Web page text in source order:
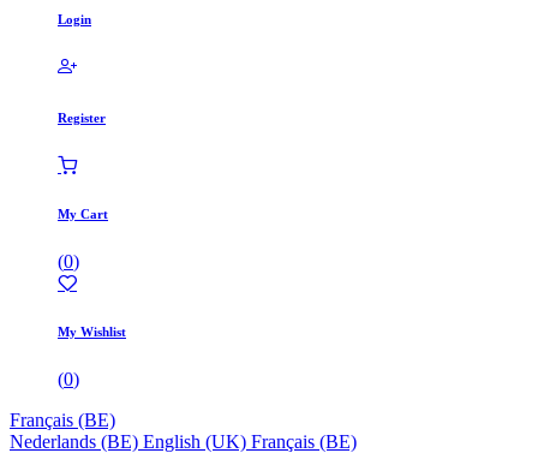
Login
Register
My Cart
(0)
My Wishlist
(0)
Français (BE)
Nederlands (BE) English (UK) Français (BE)